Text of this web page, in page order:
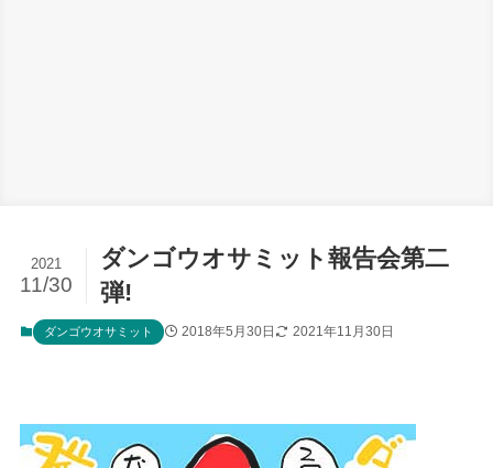
ダンゴウオサミット報告会第二
弾!
2021
11/30
ダンゴウオサミット 2018年5月30日 2021年11月30日